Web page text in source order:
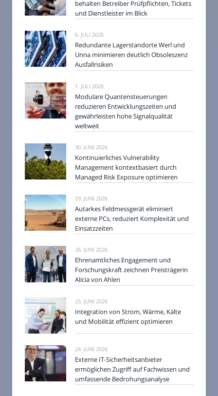
behalten Betreiber Prüfpflichten, Tickets
und Dienstleister im Blick
6. JULI 2026
Redundante Lagerstandorte Werl und
Unna minimieren deutlich Obsoleszenz
Ausfallrisiken
1. JULI 2026
Modulare Quantensteuerungen
reduzieren Entwicklungszeiten und
gewährleisten hohe Signalqualität
weltweit
30. JUNI 2026
Kontinuierliches Vulnerability
Management kontextbasiert durch
Managed Risk Exposure optimieren
29. JUNI 2026
Autarkes Feldmessgerät eliminiert
externe PCs, reduziert Komplexität und
Einsatzzeiten
26. JUNI 2026
Ehrenamtliches Engagement und
Forschungskraft zeichnen Preisträgerin
Alicia von Ahlen
25. JUNI 2026
Integration von Strom, Wärme, Kälte
und Mobilität effizient optimieren
24. JUNI 2026
Externe IT-Sicherheitsanbieter
ermöglichen Zugriff auf Fachwissen und
umfassende Bedrohungsanalyse